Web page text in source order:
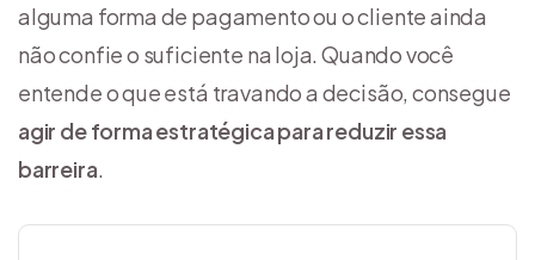
alguma forma de pagamento ou o cliente ainda
não confie o suficiente na loja. Quando você
entende o que está travando a decisão, consegue
agir de forma estratégica para reduzir essa
barreira